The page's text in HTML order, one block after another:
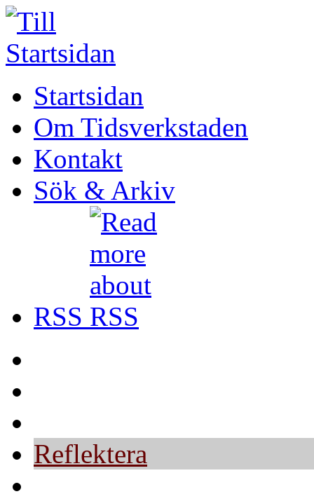
Startsidan
Om Tidsverkstaden
Kontakt
Sök & Arkiv
RSS
Reflektera